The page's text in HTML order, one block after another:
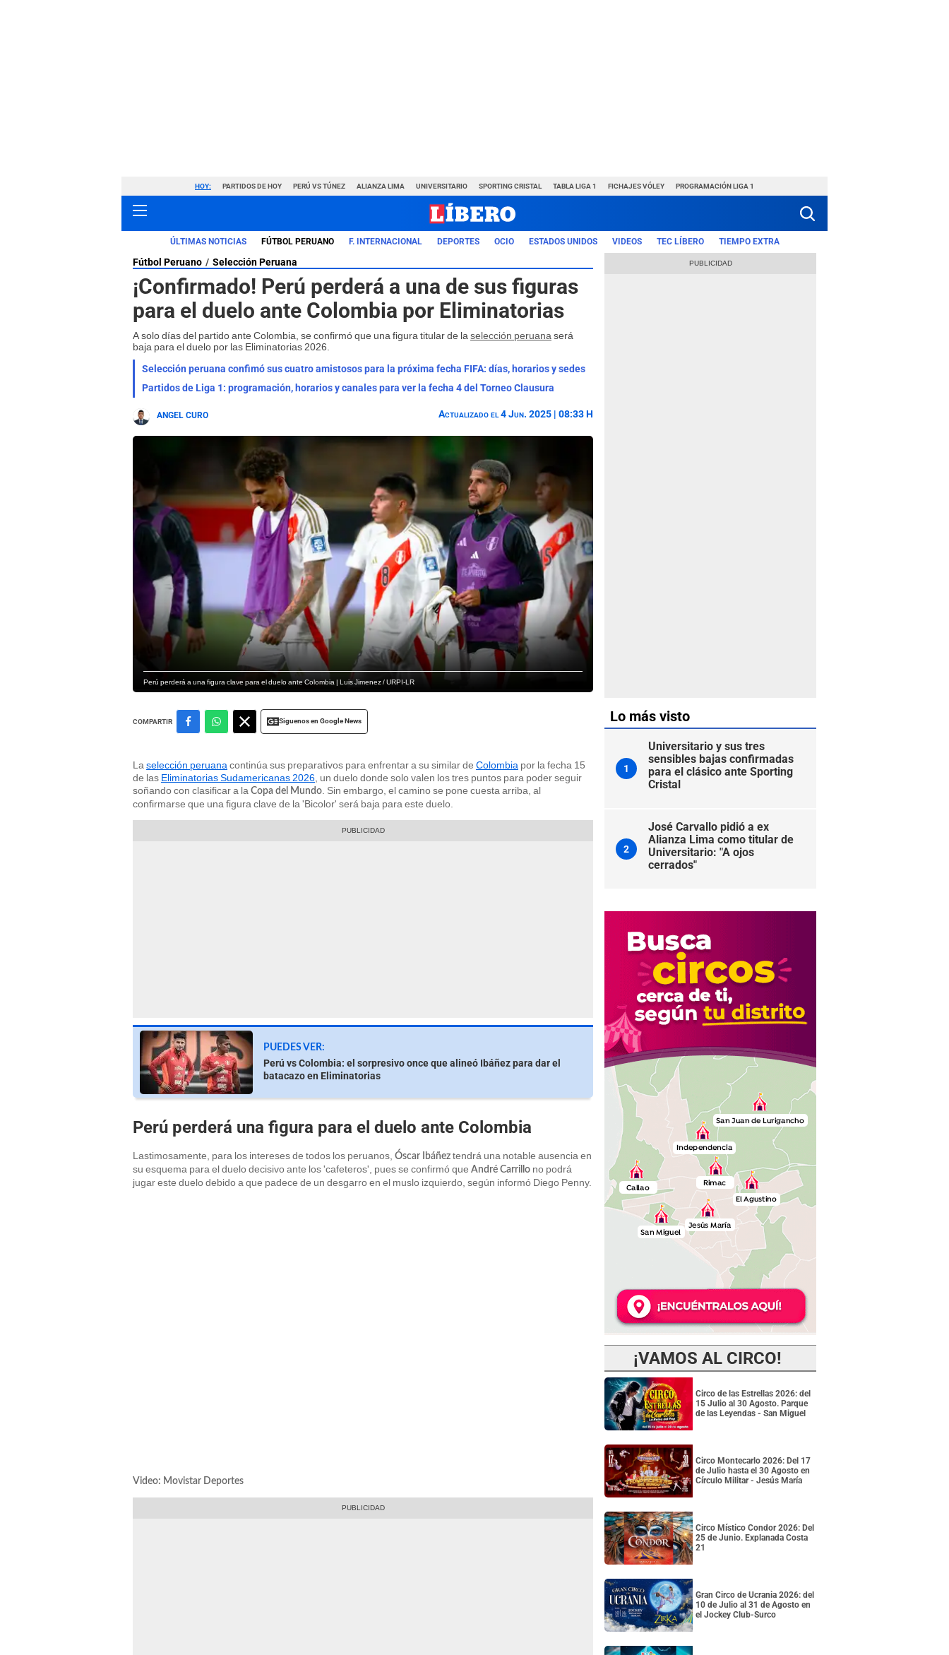
HOY: PARTIDOS DE HOY PERÚ VS TÚNEZ ALIANZA LIMA UNIVERSITARIO SPORTING CRISTAL TABLA LIGA 1 FICHAJES VÓLEY PROGRAMACIÓN LIGA 1
ÚLTIMAS NOTICIAS FÚTBOL PERUANO F. INTERNACIONAL DEPORTES OCIO ESTADOS UNIDOS VIDEOS TEC LÍBERO TIEMPO EXTRA
Fútbol Peruano Selección Peruana
¡Confirmado! Perú perderá a una de sus figuras
para el duelo ante Colombia por Eliminatorias
A solo días del partido ante Colombia, se confirmó que una figura titular de la selección peruana será
baja para el duelo por las Eliminatorias 2026.
Selección peruana confimó sus cuatro amistosos para la próxima fecha FIFA: días, horarios y sedes
Partidos de Liga 1: programación, horarios y canales para ver la fecha 4 del Torneo Clausura
ANGEL CURO Actualizado el 4 Jun. 2025 | 08:33 H
Perú perderá a una figura clave para el duelo ante Colombia | Luis Jimenez / URPI-LR
COMPARTIR Siguenos en Google News
La selección peruana continúa sus preparativos para enfrentar a su similar de Colombia por la fecha 15
de las Eliminatorias Sudamericanas 2026 , un duelo donde solo valen los tres puntos para poder seguir
soñando con clasificar a la Copa del Mundo . Sin embargo, el camino se pone cuesta arriba, al
confirmarse que una figura clave de la 'Bicolor' será baja para este duelo.
PUEDES VER:
Perú vs Colombia: el sorpresivo once que alineó Ibáñez para dar el
batacazo en Eliminatorias
Perú perderá una figura para el duelo ante Colombia
Lastimosamente, para los intereses de todos los peruanos, Óscar Ibáñez tendrá una notable ausencia en
su esquema para el duelo decisivo ante los 'cafeteros', pues se confirmó que André Carrillo no podrá
jugar este duelo debido a que padece de un desgarro en el muslo izquierdo, según informó Diego Penny.
Video: Movistar Deportes
Lo más visto
1
Universitario y sus tres
sensibles bajas confirmadas
para el clásico ante Sporting
Cristal
2
José Carvallo pidió a ex
Alianza Lima como titular de
Universitario: "A ojos
cerrados"
¡VAMOS AL CIRCO!
Circo de las Estrellas 2026: del
15 Julio al 30 Agosto. Parque
de las Leyendas - San Miguel
Circo Montecarlo 2026: Del 17
de Julio hasta el 30 Agosto en
Círculo Militar - Jesús María
Circo Místico Condor 2026: Del
25 de Junio. Explanada Costa
21
Gran Circo de Ucrania 2026: del
10 de Julio al 31 de Agosto en
el Jockey Club-Surco